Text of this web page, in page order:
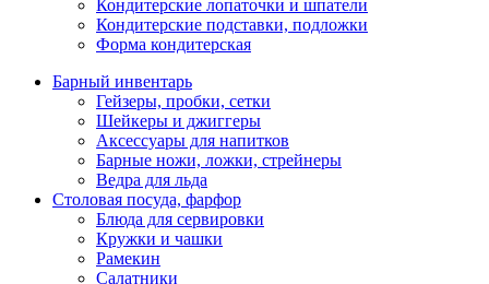
Кондитерские лопаточки и шпатели
Кондитерские подставки, подложки
Форма кондитерская
Барный инвентарь
Гейзеры, пробки, сетки
Шейкеры и джиггеры
Аксессуары для напитков
Барные ножи, ложки, стрейнеры
Ведра для льда
Столовая посуда, фарфор
Блюда для сервировки
Кружки и чашки
Рамекин
Салатники